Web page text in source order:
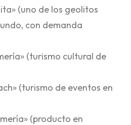
(uno de los geolitos
con demanda
(turismo cultural de
(turismo de eventos en
(producto en